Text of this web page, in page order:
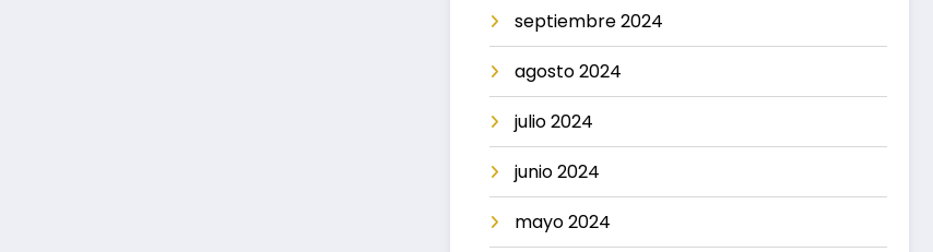
septiembre 2024
agosto 2024
julio 2024
junio 2024
mayo 2024